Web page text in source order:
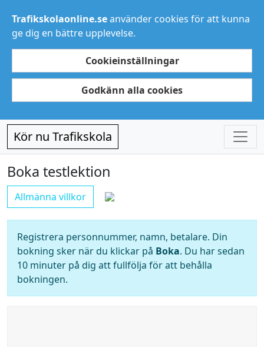
Trafikskolaonline.seanvänder cookies för att kunna
ge dig en bättre upplevelse.
Cookieinställningar
Godkänn alla cookies
Kör nu Trafikskola
Boka testlektion
Allmänna villkor
Registrera personnummer, namn, betalare. Din
bokning sker när du klickar på Boka. Du har sedan
10 minuter på dig att fullfölja för att behålla
bokningen.